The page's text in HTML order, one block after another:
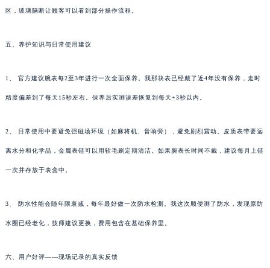
区，玻璃隔断让顾客可以看到部分操作流程。
五、养护知识与日常使用建议
1、 官方建议腕表每2至3年进行一次全面保养。我那块表已经戴了近4年没有保养，走时
精度偏差到了每天15秒左右。保养后实测误差恢复到每天+3秒以内。
2、 日常使用中要避免强磁场环境（如麻将机、音响旁），避免剧烈震动。皮质表带要远
离水分和化学品，金属表链可以用软毛刷定期清洁。如果腕表长时间不戴，建议每月上链
一次并存放于表盒中。
3、 防水性能会随年限衰减，每年最好做一次防水检测。我这次顺便测了防水，发现原防
水圈已经老化，技师建议更换，费用包含在基础保养里。
六、用户好评——现场记录的真实反馈